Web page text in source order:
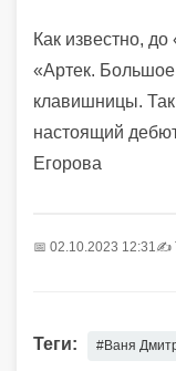
Как известно,
«Артек.
клавишницы.
настоящий
Егорова
📅 02.10.2023 12:31 ✍️
Теги: #Ваня